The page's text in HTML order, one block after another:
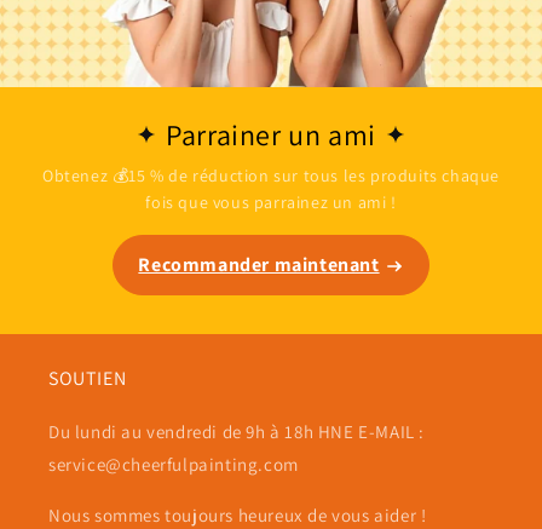
Parrainer un ami
Obtenez 💰15 % de réduction sur tous les produits chaque
fois que vous parrainez un ami !
Recommander maintenant
SOUTIEN
Du lundi au vendredi de 9h à 18h HNE E-MAIL :
service@cheerfulpainting.com
Nous sommes toujours heureux de vous aider !